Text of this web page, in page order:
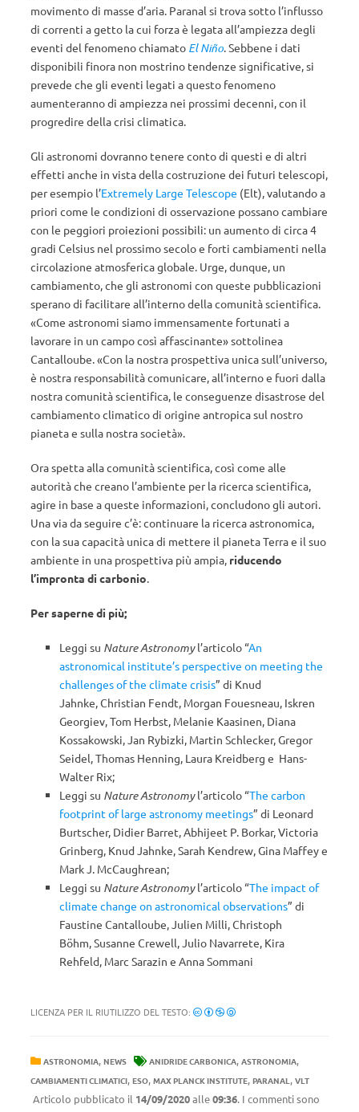
movimento di masse d’aria. Paranal si trova sotto l’influsso
di correnti a getto la cui forza è legata all’ampiezza degli
eventi del fenomeno chiamato El Niño. Sebbene i dati
disponibili finora non mostrino tendenze significative, si
prevede che gli eventi legati a questo fenomeno
aumenteranno di ampiezza nei prossimi decenni, con il
progredire della crisi climatica.
Gli astronomi dovranno tenere conto di questi e di altri
effetti anche in vista della costruzione dei futuri telescopi,
per esempio l’Extremely Large Telescope (Elt), valutando a
priori come le condizioni di osservazione possano cambiare
con le peggiori proiezioni possibili: un aumento di circa 4
gradi Celsius nel prossimo secolo e forti cambiamenti nella
circolazione atmosferica globale. Urge, dunque, un
cambiamento, che gli astronomi con queste pubblicazioni
sperano di facilitare all’interno della comunità scientifica.
«Come astronomi siamo immensamente fortunati a
lavorare in un campo così affascinante» sottolinea
Cantalloube. «Con la nostra prospettiva unica sull’universo,
è nostra responsabilità comunicare, all’interno e fuori dalla
nostra comunità scientifica, le conseguenze disastrose del
cambiamento climatico di origine antropica sul nostro
pianeta e sulla nostra società».
Ora spetta alla comunità scientifica, così come alle
autorità che creano l’ambiente per la ricerca scientifica,
agire in base a queste informazioni, concludono gli autori.
Una via da seguire c’è: continuare la ricerca astronomica,
con la sua capacità unica di mettere il pianeta Terra e il suo
ambiente in una prospettiva più ampia, riducendo
l’impronta di carbonio.
Per saperne di più;
Leggi su Nature Astronomyl’articolo “An
astronomical institute’s perspective on meeting the
challenges of the climate crisis” di Knud
Jahnke, Christian Fendt, Morgan Fouesneau, Iskren
Georgiev, Tom Herbst, Melanie Kaasinen, Diana
Kossakowski, Jan Rybizki, Martin Schlecker, Gregor
Seidel, Thomas Henning, Laura Kreidberg e Hans-
Walter Rix;
Leggi su Nature Astronomyl’articolo “The carbon
footprint of large astronomy meetings” di Leonard
Burtscher, Didier Barret, Abhijeet P. Borkar, Victoria
Grinberg, Knud Jahnke, Sarah Kendrew, Gina Maffey e
Mark J. McCaughrean;
Leggi su Nature Astronomyl’articolo “The impact of
climate change on astronomical observations” di
Faustine Cantalloube, Julien Milli, Christoph
Böhm, Susanne Crewell, Julio Navarrete, Kira
Rehfeld, Marc Sarazin e Anna Sommani
LICENZA PER IL RIUTILIZZO DEL TESTO:
ASTRONOMIA, NEWS ANIDRIDE CARBONICA, ASTRONOMIA,
CAMBIAMENTI CLIMATICI, ESO, MAX PLANCK INSTITUTE, PARANAL, VLT
Articolo pubblicato il 14/09/2020alle09:36. I commenti sono